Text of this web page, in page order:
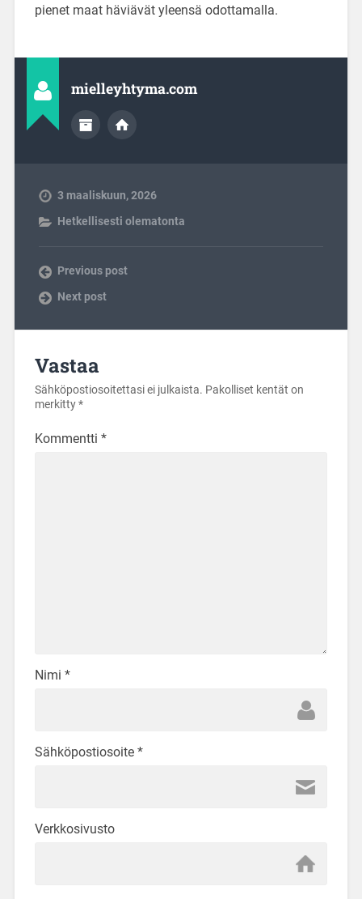
pienet maat häviävät yleensä odottamalla.
mielleyhtyma.com
3 maaliskuun, 2026
Hetkellisesti olematonta
Previous post
Next post
Vastaa
Sähköpostiosoitettasi ei julkaista. Pakolliset kentät on
merkitty*
Kommentti *
Nimi *
Sähköpostiosoite *
Verkkosivusto